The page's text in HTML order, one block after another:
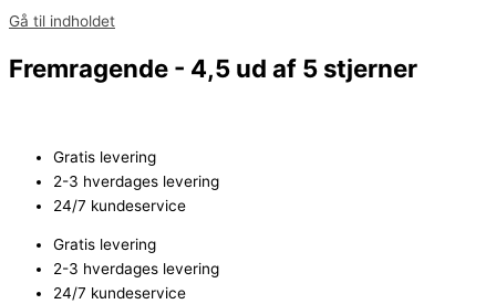
Gå til indholdet
Fremragende - 4,5 ud af 5 stjerner
Gratis levering
2-3 hverdages levering
24/7 kundeservice
Gratis levering
2-3 hverdages levering
24/7 kundeservice